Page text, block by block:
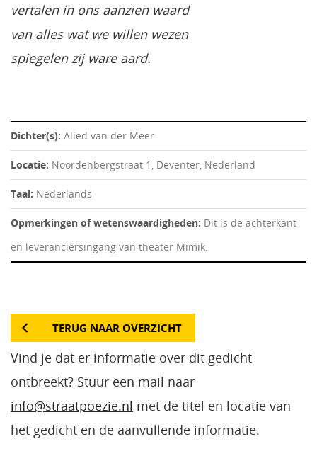
vertalen in ons aanzien waard
van alles wat we willen wezen
spiegelen zij ware aard.
Dichter(s): Alied van der Meer
Locatie: Noordenbergstraat 1, Deventer, Nederland
Taal: Nederlands
Opmerkingen of wetenswaardigheden: Dit is de achterkant
en leveranciersingang van theater Mimik.
TERUG NAAR OVERZICHT
Vind je dat er informatie over dit gedicht
ontbreekt? Stuur een mail naar
info@straatpoezie.nl met de titel en locatie van
het gedicht en de aanvullende informatie.